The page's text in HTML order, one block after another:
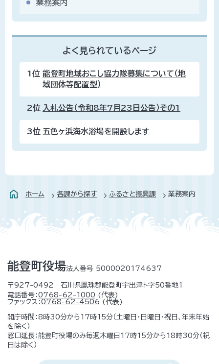
業務案内
よく見られているページ
1位 能登町地域おこし協力隊募集について（地
域団体等配置型）
2位 入札公告（令和8年7月23日公告）その1
3位 五色ヶ浜海水浴場を開設します
ホーム 各課から探す ふるさと振興課 業務案内
能登町役場法人番号 5000020174637
〒927-0492 石川県鳳珠郡能登町宇出津ト字50番地1
電話番号：0768-62-1000 (代表)
ファックス：0768-62-4506 (代表)
開庁時間：8時30分から17時15分（土曜日・日曜日・祝日、年末年始
を除く）
窓口延長：能登町役場のみ毎週木曜日17時15分から18時30分（祝
日は除く）